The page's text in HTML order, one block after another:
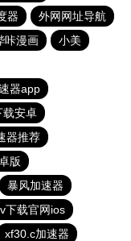
器
外网网址导航
咔漫画
小美
器app
载安卓
器推荐
版
暴风加速器
下载官网ios
xf30.c加速器